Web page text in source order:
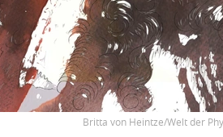
Britta von Heintze/Welt der